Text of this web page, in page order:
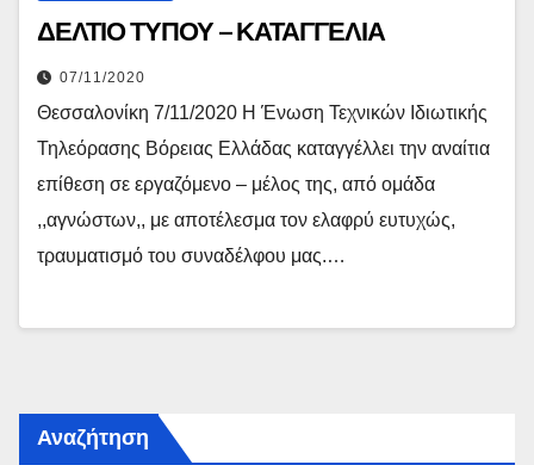
ΔΕΛΤΙΟ ΤΥΠΟΥ – ΚΑΤΑΓΓΕΛΙΑ
07/11/2020
Θεσσαλονίκη 7/11/2020 Η Ένωση Τεχνικών Ιδιωτικής
Τηλεόρασης Βόρειας Ελλάδας καταγγέλλει την αναίτια
επίθεση σε εργαζόμενο – μέλος της, από ομάδα
,,αγνώστων,, με αποτέλεσμα τον ελαφρύ ευτυχώς,
τραυματισμό του συναδέλφου μας.…
Αναζήτηση